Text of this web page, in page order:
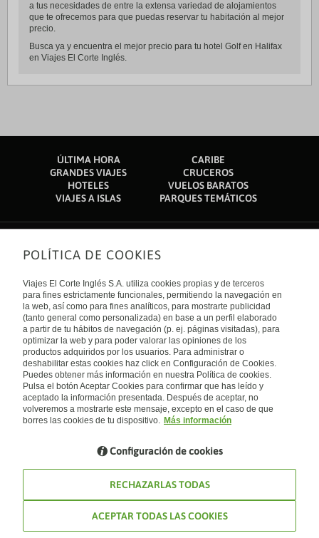
a tus necesidades de entre la extensa variedad de alojamientos
que te ofrecemos para que puedas reservar tu habitación al mejor
precio.
Busca ya y encuentra el mejor precio para tu hotel Golf en Halifax
en Viajes El Corte Inglés.
ÚLTIMA HORA
CARIBE
GRANDES VIAJES
CRUCEROS
HOTELES
VUELOS BARATOS
VIAJES A ISLAS
PARQUES TEMÁTICOS
Sobre nosotros
Quiénes somos
Financiación
Sostenibilidad
Turismo accesible
Tarjeta El Corte Inglés
Trabaja con nosotros
El Corte Inglés
Canal Ético
Enlaces de interés
Guías de viaje
Catálogos
Auto check-in
Condiciones Generales
Política de privacidad
Política de cookies
Accesibilidad
Empresas/ Grupos
Internacional
España
Visita nuestro blog
Blog de Viajes el Corte inglés
POLÍTICA DE COOKIES
Viajes El Corte Inglés S.A. utiliza cookies propias y de terceros
para fines estrictamente funcionales, permitiendo la navegación en
la web, así como para fines analíticos, para mostrarte publicidad
(tanto general como personalizada) en base a un perfil elaborado
a partir de tu hábitos de navegación (p. ej. páginas visitadas), para
optimizar la web y para poder valorar las opiniones de los
productos adquiridos por los usuarios. Para administrar o
deshabilitar estas cookies haz click en Configuración de Cookies.
Puedes obtener más información en nuestra Política de cookies.
Pulsa el botón Aceptar Cookies para confirmar que has leído y
aceptado la información presentada. Después de aceptar, no
volveremos a mostrarte este mensaje, excepto en el caso de que
borres las cookies de tu dispositivo. Más información
Configuración de cookies
RECHAZARLAS TODAS
ACEPTAR TODAS LAS COOKIES